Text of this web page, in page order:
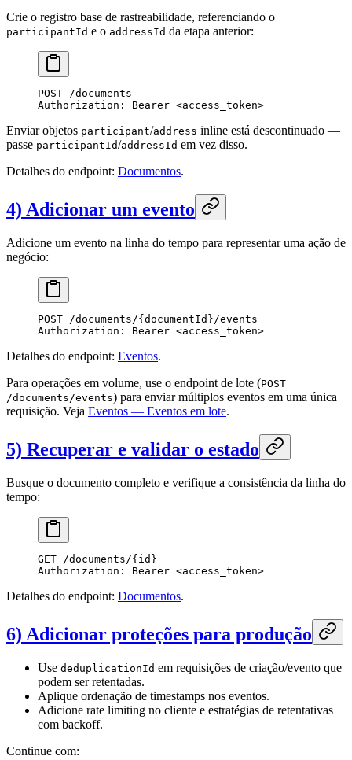
Crie o registro base de rastreabilidade, referenciando o
participantId e o addressId da etapa anterior:
POST /documents
Authorization : Bearer <access_token>
Enviar objetos participant/address inline está descontinuado —
passe participantId/addressId em vez disso.
Detalhes do endpoint: Documentos.
4) Adicionar um evento
Adicione um evento na linha do tempo para representar uma ação de
negócio:
POST /documents/{documentId}/events
Authorization : Bearer <access_token>
Detalhes do endpoint: Eventos.
Para operações em volume, use o endpoint de lote (POST
/documents/events) para enviar múltiplos eventos em uma única
requisição. Veja Eventos — Eventos em lote.
5) Recuperar e validar o estado
Busque o documento completo e verifique a consistência da linha do
tempo:
GET /documents/{id}
Authorization : Bearer <access_token>
Detalhes do endpoint: Documentos.
6) Adicionar proteções para produção
Use deduplicationId em requisições de criação/evento que
podem ser retentadas.
Aplique ordenação de timestamps nos eventos.
Adicione rate limiting no cliente e estratégias de retentativas
com backoff.
Continue com: